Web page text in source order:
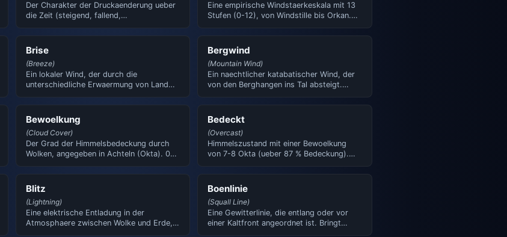
Der Charakter der Druckaenderung ueber
die Zeit (steigend, fallend,
Eine empirische Windstaerkeskala mit 13
Stufen (0-12), von Windstille bis Orkan.
Brise
(Breeze)
Ein lokaler Wind, der durch die
unterschiedliche Erwaermung von Land
Bergwind
(Mountain Wind)
Ein naechtlicher katabatischer Wind, der
von den Berghangen ins Tal absteigt.
Bewoelkung
(Cloud Cover)
Der Grad der Himmelsbedeckung durch
Wolken, angegeben in Achteln (Okta). 0
Bedeckt
(Overcast)
Himmelszustand mit einer Bewoelkung
von 7-8 Okta (ueber 87 % Bedeckung).
Blitz
(Lightning)
Eine elektrische Entladung in der
Atmosphaere zwischen Wolke und Erde,
Boenlinie
(Squall Line)
Eine Gewitterlinie, die entlang oder vor
einer Kaltfront angeordnet ist. Bringt